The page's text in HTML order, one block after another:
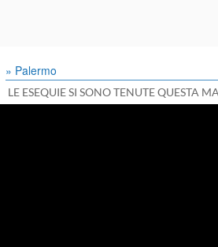
» Palermo
LE ESEQUIE SI SONO TENUTE QUESTA